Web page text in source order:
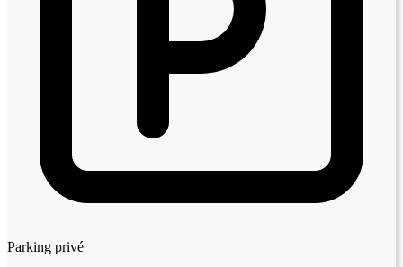
Parking privé